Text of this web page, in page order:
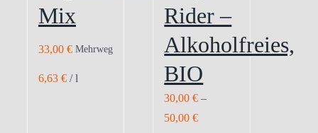
Mix
33,00 € Mehrweg
6,63 € /l
Rider –
Alkoholfreies,
BIO
30,00€ –
50,00€